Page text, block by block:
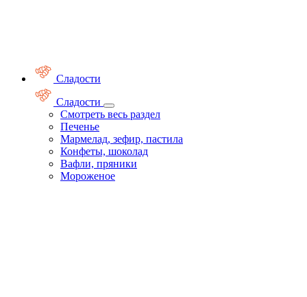
Сладости
Сладости
Смотреть весь раздел
Печенье
Мармелад, зефир, пастила
Конфеты, шоколад
Вафли, пряники
Мороженое